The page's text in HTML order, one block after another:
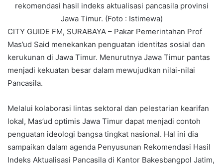
rekomendasi hasil indeks aktualisasi pancasila provinsi
Jawa Timur. (Foto : Istimewa)
CITY GUIDE FM, SURABAYA – Pakar Pemerintahan Prof
Mas’ud Said menekankan penguatan identitas sosial dan
kerukunan di Jawa Timur. Menurutnya Jawa Timur pantas
menjadi kekuatan besar dalam mewujudkan nilai-nilai
Pancasila.
Melalui kolaborasi lintas sektoral dan pelestarian kearifan
lokal, Mas’ud optimis Jawa Timur dapat menjadi contoh
penguatan ideologi bangsa tingkat nasional. Hal ini dia
sampaikan dalam agenda Penyusunan Rekomendasi Hasil
Indeks Aktualisasi Pancasila di Kantor Bakesbangpol Jatim,